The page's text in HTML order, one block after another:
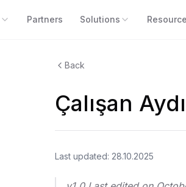
Partners Solutions
Back
Çalışan
Last updated: 28.10.2025